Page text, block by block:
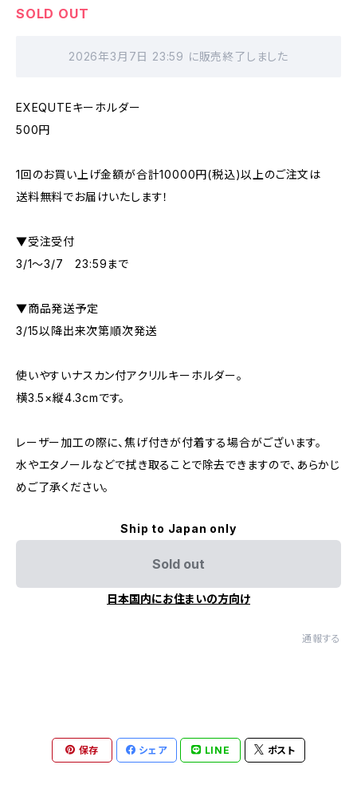
SOLD OUT
2026年3月7日 23:59 に販売終了しました
EXEQUTEキーホルダー
500円
1回のお買い上げ金額が合計10000円(税込)以上のご注文は
送料無料でお届けいたします！
▼受注受付
3/1～3/7 23:59まで
▼商品発送予定
3/15以降出来次第順次発送
使いやすいナスカン付アクリルキーホルダー。
横3.5×縦4.3cmです。
レーザー加工の際に、焦げ付きが付着する場合がございます。
水やエタノールなどで拭き取ることで除去できますので、あらかじ
めご了承ください。
Ship to Japan only
Sold out
日本国内にお住まいの方向け
通報する
保存 シェア LINE ポスト